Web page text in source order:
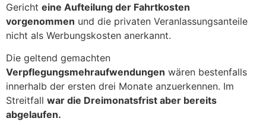
Gericht eine Aufteilung der Fahrtkosten
vorgenommen und die privaten Veranlassungsanteile
nicht als Werbungskosten anerkannt.
Die geltend gemachten
Verpflegungsmehraufwendungen wären bestenfalls
innerhalb der ersten drei Monate anzuerkennen. Im
Streitfall war die Dreimonatsfrist aber bereits
abgelaufen.